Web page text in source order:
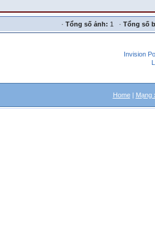
· Tổng số ảnh: 1 · Tổng số
Invision
Home| Mạng